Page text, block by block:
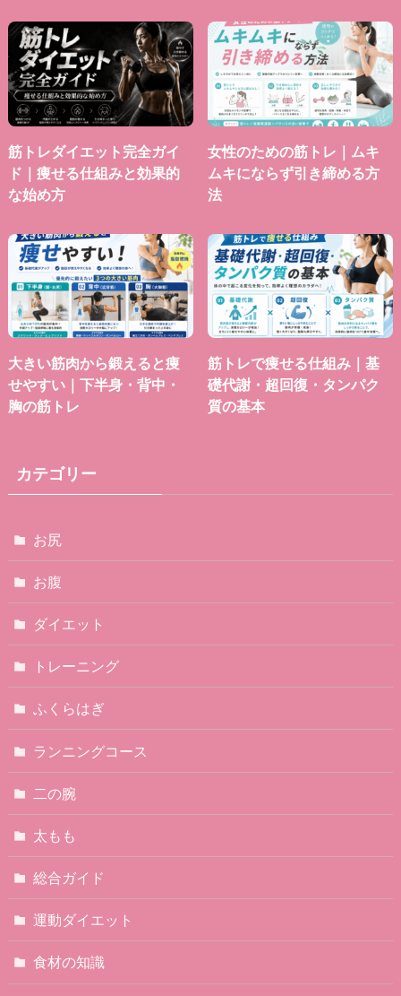
筋トレダイエット完全ガイ
ド｜痩せる仕組みと効果的
な始め方
女性のための筋トレ｜ムキ
ムキにならず引き締める方
法
大きい筋肉から鍛えると痩
せやすい｜下半身・背中・
胸の筋トレ
筋トレで痩せる仕組み｜基
礎代謝・超回復・タンパク
質の基本
カテゴリー
お尻
お腹
ダイエット
トレーニング
ふくらはぎ
ランニングコース
二の腕
太もも
総合ガイド
運動ダイエット
食材の知識